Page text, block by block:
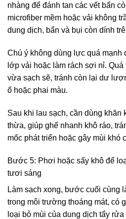
nhàng để đánh tan các vết bẩn
microfiber mềm hoặc vải không
dung dịch, bẩn và bụi còn dính
Chú ý không dùng lực quá mạnh
lớp vải hoặc làm rách sợi nỉ.
vừa sạch sẽ, tránh còn lại dư
ố hoặc phai màu.
Sau khi lau sạch, cần dùng khăn
thừa, giúp ghế nhanh khô ráo,
mốc phát triển hoặc gây mùi khó
Bước 5: Phơi hoặc sấy khô để
tươi sáng
Làm sạch xong, bước cuối cùng
trong môi trường thoáng mát, có
loại bỏ mùi của dung dịch tẩy